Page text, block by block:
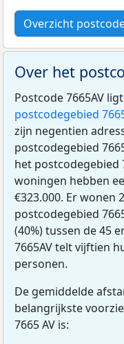
Overzicht
Over het
Postcode 7665AV
postcodegebied
zijn negentien
postcodegebied
het postcodegebied
woningen hebben
€323.000. Er wonen
postcodegebied
(40%) tussen de 45
7665AV telt vijftien
personen.
De gemiddelde
belangrijkste
7665 AV is: